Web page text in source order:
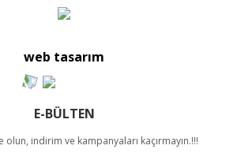
web tasarım
E-BÜLTEN
olun, indirim ve kampanyaları kaçırmayın.!!!